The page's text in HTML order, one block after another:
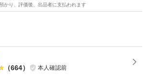
かり、評価後、出品者に支払われます
（664） 本人確認前